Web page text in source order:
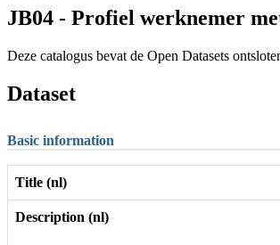
JB04 - Profiel werknemer
Deze catalogus bevat de Open Datasets
Dataset
Basic information
Title (nl)
Description (nl)